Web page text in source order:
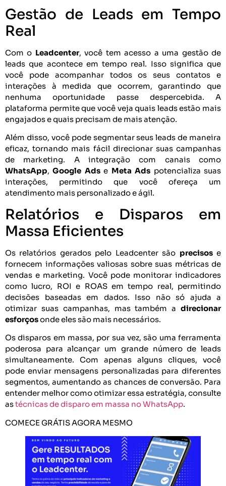
Gestão de Leads em Tempo
Real
Com o Leadcenter, você tem acesso a uma gestão de
leads que acontece em tempo real. Isso significa que
você pode acompanhar todos os seus contatos e
interações à medida que ocorrem, garantindo que
nenhuma oportunidade passe despercebida. A
plataforma permite que você veja quais leads estão mais
engajados e quais precisam de mais atenção.
Além disso, você pode segmentar seus leads de maneira
eficaz, tornando mais fácil direcionar suas campanhas
de marketing. A integração com canais como
WhatsApp,Google Adse Meta Ads potencializa suas
interações, permitindo que você ofereça um
atendimento mais personalizado e ágil.
Relatórios e Disparos em
Massa Eficientes
Os relatórios gerados pelo Leadcenter são precisose
fornecem informações valiosas sobre suas métricas de
vendas e marketing. Você pode monitorar indicadores
como lucro, ROI e ROAS em tempo real, permitindo
decisões baseadas em dados. Isso não só ajuda a
otimizar suas campanhas, mas também a direcionar
esforçosonde eles são mais necessários.
Os disparos em massa, por sua vez, são uma ferramenta
poderosa para alcançar um grande número de leads
simultaneamente. Com apenas alguns cliques, você
pode enviar mensagens personalizadas para diferentes
segmentos, aumentando as chances de conversão. Para
entender melhor como otimizar essa estratégia, consulte
astécnicas de disparo em massa no WhatsApp.
COMECE GRÁTIS AGORA MESMO